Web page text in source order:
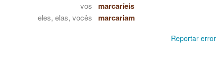
vos marcaríeis
eles, elas, vocês marcariam
Reportar error